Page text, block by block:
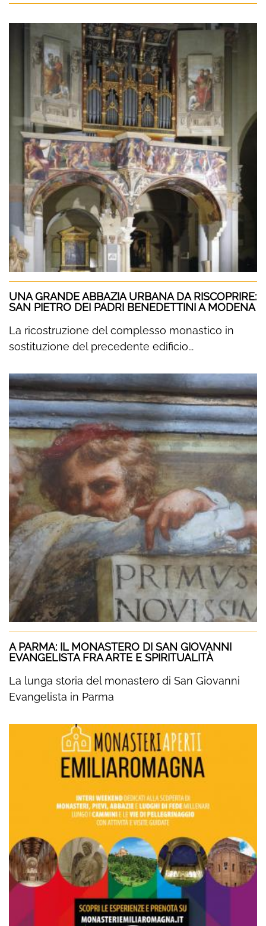
UNA GRANDE ABBAZIA URBANA DA RISCOPRIRE:
SAN PIETRO DEI PADRI BENEDETTINI A MODENA
La ricostruzione del complesso monastico in
sostituzione del precedente edificio...
A PARMA: IL MONASTERO DI SAN GIOVANNI
EVANGELISTA FRA ARTE E SPIRITUALITÀ
La lunga storia del monastero di San Giovanni
Evangelista in Parma